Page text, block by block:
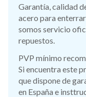
Garantía, calidad
acero para
somos servicio
repuestos.
PVP mínimo
Si encuentra este
que dispone de
en España e